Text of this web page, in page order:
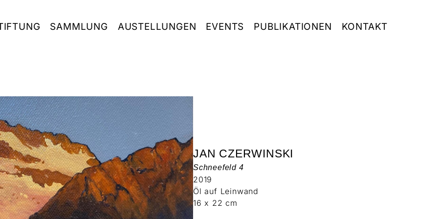
SAMMLUNG AUSTELLUNGEN EVENTS PUBLIKATIONEN KONTAKT
JAN CZERWINSKI
Schneefeld 4
2019
Öl auf Leinwand
16 x 22 cm